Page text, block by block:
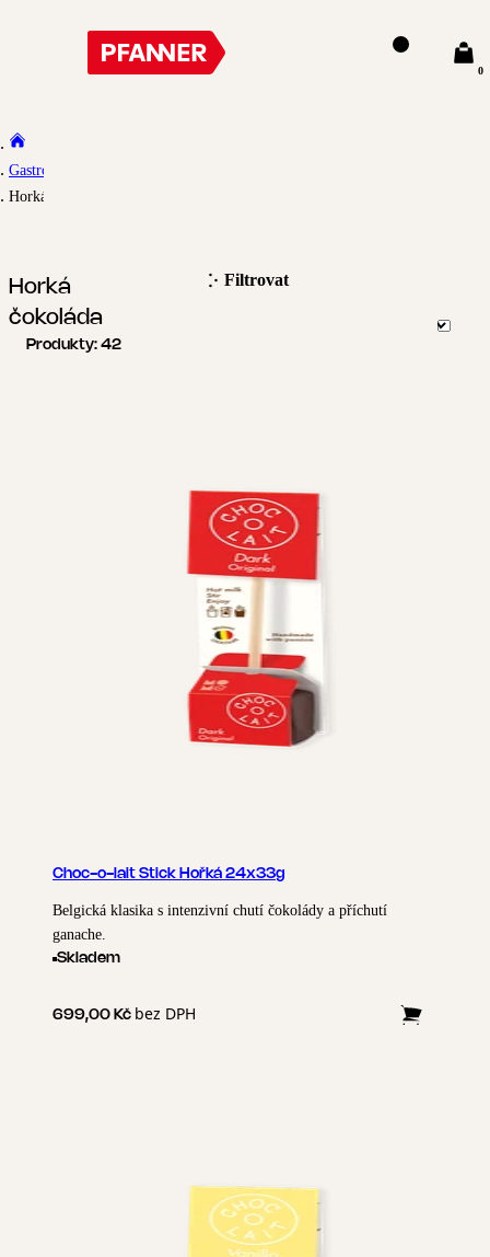
0
Gastro
Horká čokoláda
Horká
čokoláda
Filtrovat
Produkty: 42
Choc-o-lait Stick Hořká 24x33g
Belgická klasika s intenzivní chutí čokolády a příchutí
ganache.
Skladem
699,00 Kč bez DPH